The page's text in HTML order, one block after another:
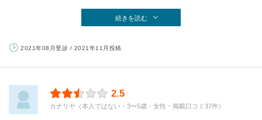
続きを読む
2021年08月受診 / 2021年11月投稿
2.5
カナリヤ（本人ではない・3〜5歳・女性・掲載口コミ37件）